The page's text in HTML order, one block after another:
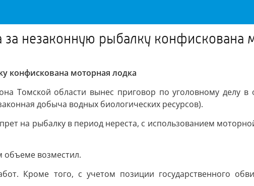
незаконную рыбалку конфискована
конфискована моторная лодка
Томской области вынес приговор по уголовному делу в
добыча водных биологических ресурсов).
на рыбалку в период нереста, с использованием
возместил.
Кроме того, с учетом позиции государственного